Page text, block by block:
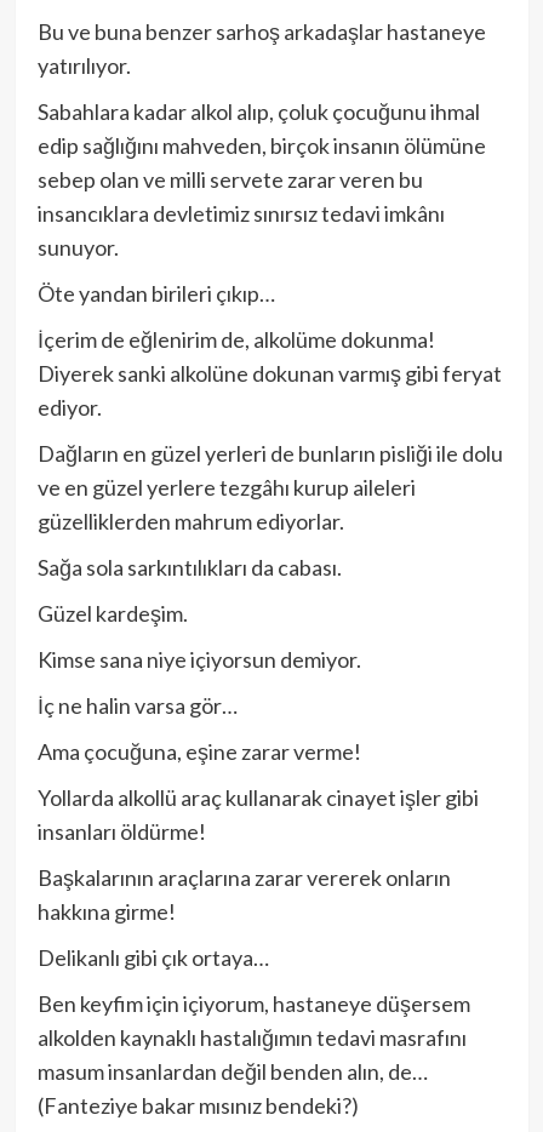
Bu ve buna benzer sarhoş arkadaşlar hastaneye
yatırılıyor.
Sabahlara kadar alkol alıp, çoluk çocuğunu ihmal
edip sağlığını mahveden, birçok insanın ölümüne
sebep olan ve milli servete zarar veren bu
insancıklara devletimiz sınırsız tedavi imkânı
sunuyor.
Öte yandan birileri çıkıp…
İçerim de eğlenirim de, alkolüme dokunma!
Diyerek sanki alkolüne dokunan varmış gibi feryat
ediyor.
Dağların en güzel yerleri de bunların pisliği ile dolu
ve en güzel yerlere tezgâhı kurup aileleri
güzelliklerden mahrum ediyorlar.
Sağa sola sarkıntılıkları da cabası.
Güzel kardeşim.
Kimse sana niye içiyorsun demiyor.
İç ne halin varsa gör…
Ama çocuğuna, eşine zarar verme!
Yollarda alkollü araç kullanarak cinayet işler gibi
insanları öldürme!
Başkalarının araçlarına zarar vererek onların
hakkına girme!
Delikanlı gibi çık ortaya…
Ben keyfim için içiyorum, hastaneye düşersem
alkolden kaynaklı hastalığımın tedavi masrafını
masum insanlardan değil benden alın, de…
(Fanteziye bakar mısınız bendeki?)